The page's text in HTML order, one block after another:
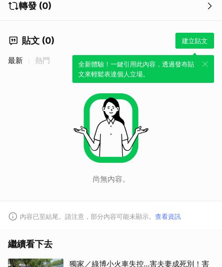
轉發 (0)
貼文 (0) 建立貼文
全新體驗！一鍵引用此內容，透過發布貼
文來輕鬆表達個人立場。
最新 熱門
尚無內容。
內容已至結尾。請注意，部分內容可能未顯示。 查看資訊
繼續看下去
獨家／綠博小火車失控…害夫妻成死別！害